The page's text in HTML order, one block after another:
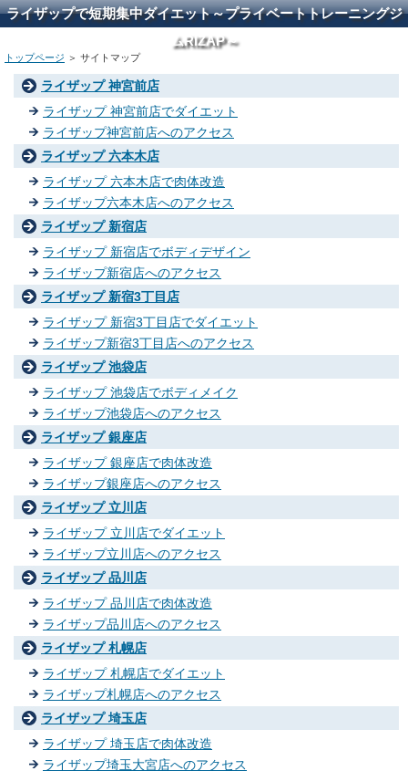
ライザップで短期集中ダイエット～プライベートトレーニングジ
ムRIZAP～
トップページ ＞ サイトマップ
ライザップ 神宮前店
ライザップ 神宮前店でダイエット
ライザップ神宮前店へのアクセス
ライザップ 六本木店
ライザップ 六本木店で肉体改造
ライザップ六本木店へのアクセス
ライザップ 新宿店
ライザップ 新宿店でボディデザイン
ライザップ新宿店へのアクセス
ライザップ 新宿3丁目店
ライザップ 新宿3丁目店でダイエット
ライザップ新宿3丁目店へのアクセス
ライザップ 池袋店
ライザップ 池袋店でボディメイク
ライザップ池袋店へのアクセス
ライザップ 銀座店
ライザップ 銀座店で肉体改造
ライザップ銀座店へのアクセス
ライザップ 立川店
ライザップ 立川店でダイエット
ライザップ立川店へのアクセス
ライザップ 品川店
ライザップ 品川店で肉体改造
ライザップ品川店へのアクセス
ライザップ 札幌店
ライザップ 札幌店でダイエット
ライザップ札幌店へのアクセス
ライザップ 埼玉店
ライザップ 埼玉店で肉体改造
ライザップ埼玉大宮店へのアクセス